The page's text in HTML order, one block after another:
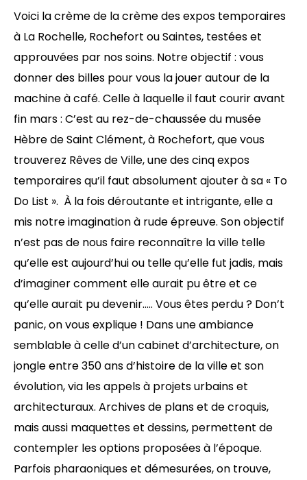
Voici la crème de la crème des expos temporaires
à La Rochelle, Rochefort ou Saintes, testées et
approuvées par nos soins. Notre objectif : vous
donner des billes pour vous la jouer autour de la
machine à café. Celle à laquelle il faut courir avant
fin mars : C’est au rez-de-chaussée du musée
Hèbre de Saint Clément, à Rochefort, que vous
trouverez Rêves de Ville, une des cinq expos
temporaires qu’il faut absolument ajouter à sa « To
Do List ». À la fois déroutante et intrigante, elle a
mis notre imagination à rude épreuve. Son objectif
n’est pas de nous faire reconnaître la ville telle
qu’elle est aujourd’hui ou telle qu’elle fut jadis, mais
d’imaginer comment elle aurait pu être et ce
qu’elle aurait pu devenir….. Vous êtes perdu ? Don’t
panic, on vous explique ! Dans une ambiance
semblable à celle d’un cabinet d’architecture, on
jongle entre 350 ans d’histoire de la ville et son
évolution, via les appels à projets urbains et
architecturaux. Archives de plans et de croquis,
mais aussi maquettes et dessins, permettent de
contempler les options proposées à l’époque.
Parfois pharaoniques et démesurées, on trouve,